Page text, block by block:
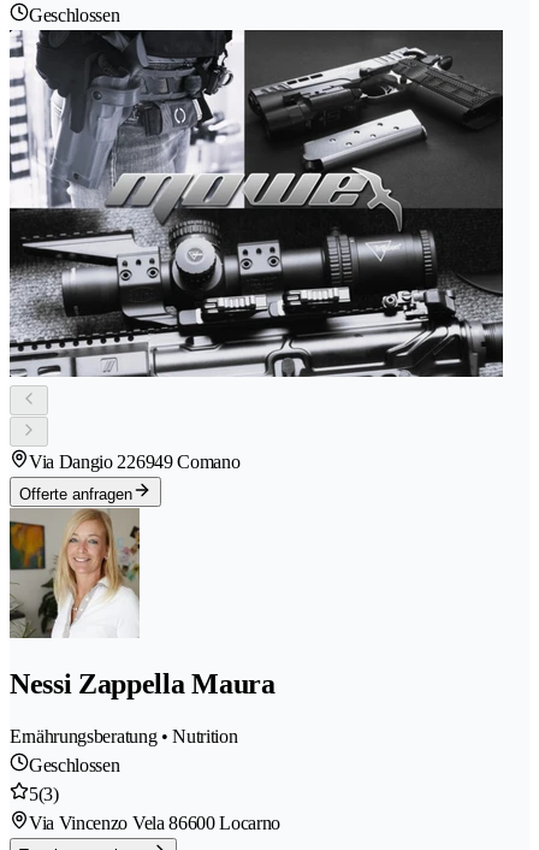
Geschlossen
Via Dangio 226949 Comano
Offerte anfragen
Nessi Zappella Maura
Ernährungsberatung • Nutrition
Geschlossen
5(3)
Via Vincenzo Vela 86600 Locarno